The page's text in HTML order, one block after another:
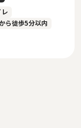
ら徒歩5分以内